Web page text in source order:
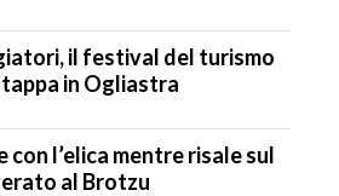
il festival del turismo
in Ogliastra
con l’elica mentre risale sul
al Brotzu